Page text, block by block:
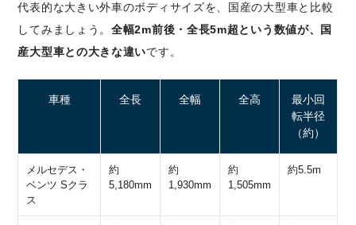
代表的な大きい外車のボディサイズを、国産の大型車と比較
してみましょう。全幅2m前後・全長5m超という数値が、国
産大型車との大きな違いです。
車種 全長 全幅 全高
最小回
転半径
（約）
メルセデス・
ベンツ Sクラ
ス
約
5,180mm
約
1,930mm
約
1,505mm
約5.5m